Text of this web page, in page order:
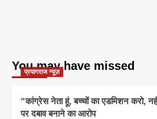
You may have missed
प्रयागराज न्यूज़
“कांग्रेस नेता हूं, बच्चों का एडमिशन करो,
पर दबाव बनाने का आरोप